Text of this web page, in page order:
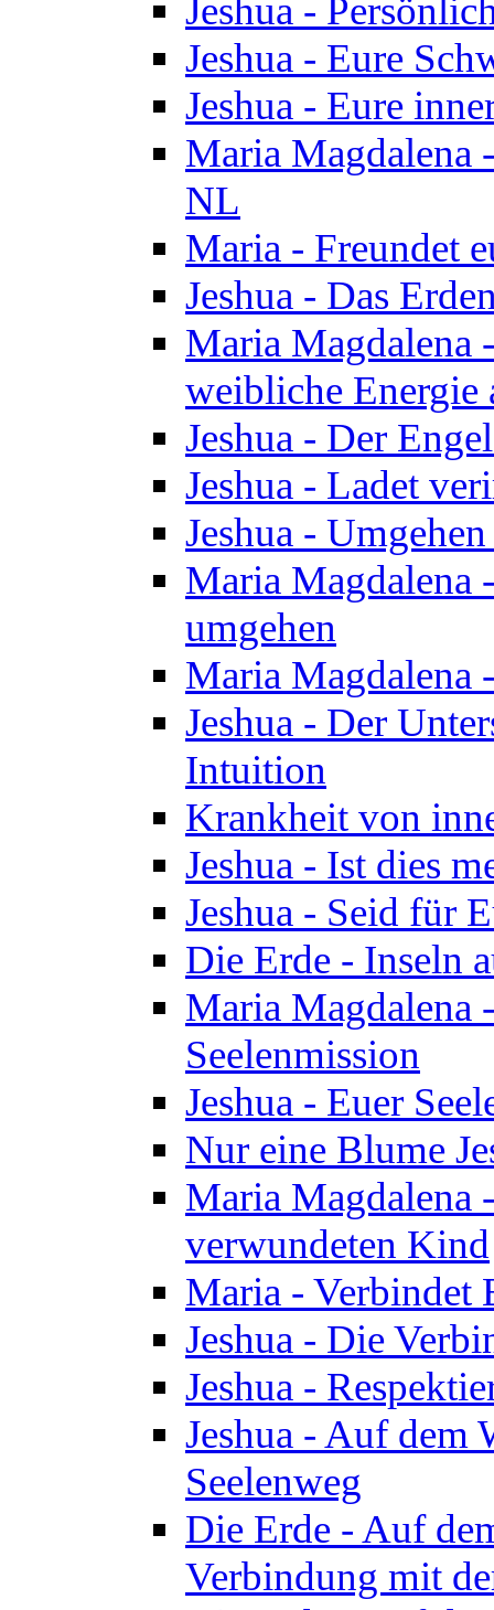
Jeshua -
Jeshua - Eure
Jeshua - Eure
Maria Magdalena
NL
Maria - Freundet
Jeshua - Das
Maria Magdalena
weibliche Energie
Jeshua - Der
Jeshua - Ladet
Jeshua -
Maria Magdalena
umgehen
Maria Magdalena
Jeshua - Der
Intuition
Krankheit von
Jeshua - Ist dies
Jeshua - Seid für
Die Erde - Inseln
Maria Magdalena
Seelenmission
Jeshua - Euer
Nur eine Blume
Maria Magdalena
verwundeten Kind
Maria - Verbindet
Jeshua - Die
Jeshua -
Jeshua - Auf dem
Seelenweg
Die Erde - Auf
Verbindung mit